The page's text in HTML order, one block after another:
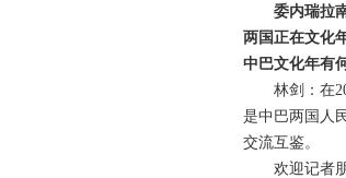
委内瑞拉
两国正在文化
中巴文化年有
林剑：在
是中巴两国人
交流互鉴。
欢迎记者